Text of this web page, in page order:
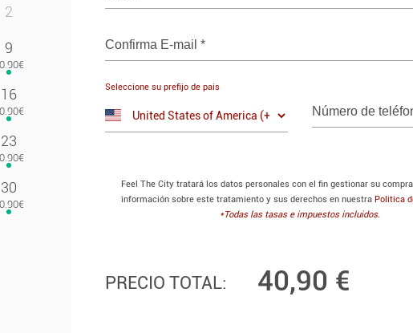
2
9
16
23
30
Confirma E-mail *
Seleccione su prefijo de pais
Número de
Feel The City tratará los datos personales con el fin gestionar su
información sobre este tratamiento y sus derechos en nuestra Politica
*Todas las tasas e impuestos incluidos.
PRECIO TOTAL: 40,90 €